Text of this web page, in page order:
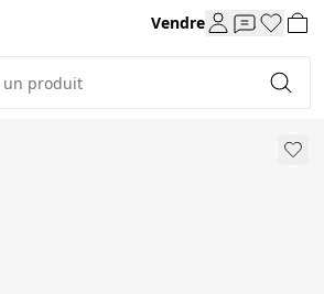
Vendre